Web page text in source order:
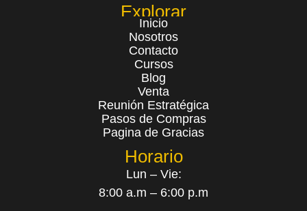
Explorar
Inicio
Nosotros
Contacto
Cursos
Blog
Venta
Reunión Estratégica
Pasos de Compras
Pagina de Gracias
Horario
Lun – Vie:
8:00 a.m – 6:00 p.m